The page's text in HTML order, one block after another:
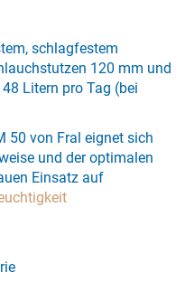
schlagfestem
120 mm und
Litern pro Tag (bei
50 von Fral eignet sich
und der optimalen
Einsatz auf